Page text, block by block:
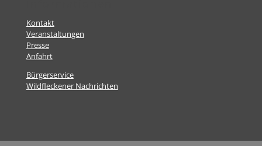
Kontakt
Veranstaltungen
Presse
Anfahrt
Bürgerservice
Wildfleckener Nachrichten